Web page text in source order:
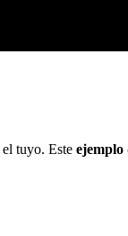
tuyo. Este ejemplo